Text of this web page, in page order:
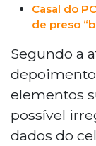
Casal do
de preso
Segundo a
elementos
possível
dados do